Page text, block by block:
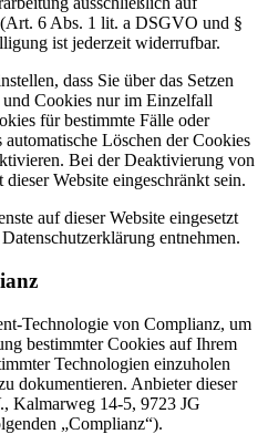
6 Abs. 1 lit. a DSGVO und §
ist jederzeit widerrufbar.
dass Sie über das Setzen
Cookies nur im Einzelfall
für bestimmte Fälle oder
automatische Löschen der Cookies
Bei der Deaktivierung von
Website eingeschränkt sein.
auf dieser Website eingesetzt
entnehmen.
Technologie von Complianz, um
bestimmter Cookies auf Ihrem
Technologien einzuholen
dokumentieren. Anbieter dieser
Kalmarweg 14-5, 9723 JG
„Complianz“).